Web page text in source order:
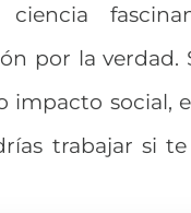
por la verdad.
impacto social,
trabajar si